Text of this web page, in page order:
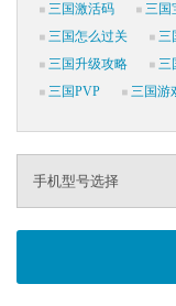
三国激活码 三国
三国怎么过关
三
三国升级攻略
三
三国PVP
三国游
手机型号选择